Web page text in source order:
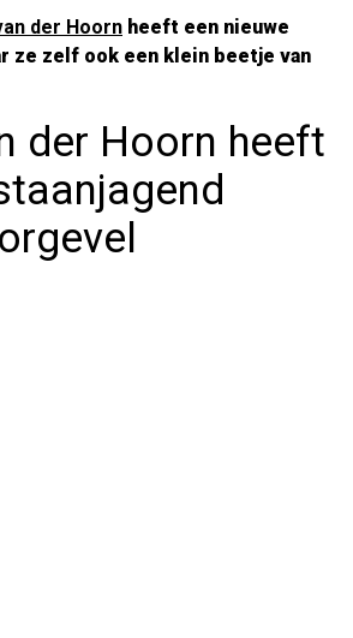
der Hoorn heeft een nieuwe
ze zelf ook een klein beetje van
der Hoorn heeft